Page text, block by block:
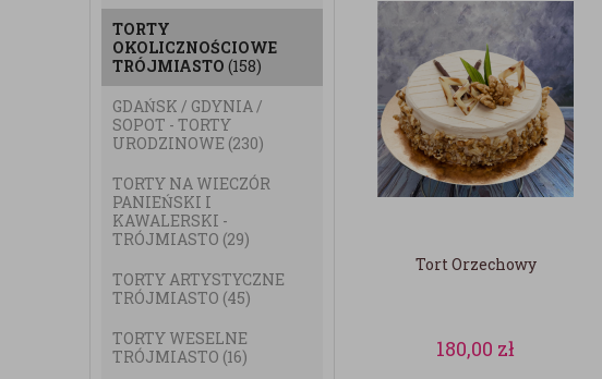
TORTY
OKOLICZNOŚCIOWE
TRÓJMIASTO (158)
GDAŃSK / GDYNIA /
SOPOT - TORTY
URODZINOWE (230)
TORTY NA WIECZÓR
PANIEŃSKI I
KAWALERSKI -
TRÓJMIASTO (29)
TORTY ARTYSTYCZNE
TRÓJMIASTO (45)
TORTY WESELNE
TRÓJMIASTO (16)
Tort Orzechowy
180,00 zł